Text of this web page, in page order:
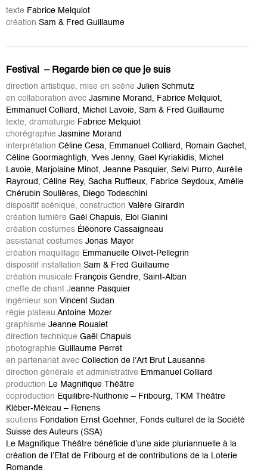
texte Fabrice Melquiot
création Sam & Fred Guillaume
Festival – Regarde bien ce que je suis
direction artistique, mise en scène Julien Schmutz
en collaboration avec Jasmine Morand, Fabrice Melquiot,
Emmanuel Colliard, Michel Lavoie, Sam & Fred Guillaume
texte, dramaturgie Fabrice Melquiot
chorégraphie Jasmine Morand
interprétation Céline Cesa, Emmanuel Colliard, Romain Gachet,
Céline Goormaghtigh, Yves Jenny, Gael Kyriakidis, Michel
Lavoie, Marjolaine Minot, Jeanne Pasquier, Selvi Purro, Aurélie
Rayroud, Céline Rey, Sacha Ruffieux, Fabrice Seydoux, Amélie
Chérubin Soulières, Diego Todeschini
dispositif scénique, construction Valère Girardin
création lumière Gaël Chapuis, Eloi Gianini
création costumes Éléonore Cassaigneau
assistanat costumes Jonas Mayor
création maquillage Emmanuelle Olivet-Pellegrin
dispositif installation Sam & Fred Guillaume
création musicale François Gendre, Saint-Alban
cheffe de chant Jeanne Pasquier
ingénieur son Vincent Sudan
régie plateau Antoine Mozer
graphisme Jeanne Roualet
direction technique Gaël Chapuis
photographie Guillaume Perret
en partenariat avec Collection de l’Art Brut Lausanne
direction générale et administrative Emmanuel Colliard
production Le Magnifique Théâtre
coproduction Equilibre-Nuithonie – Fribourg, TKM Théâtre
Kléber-Méleau – Renens
soutiens Fondation Ernst Goehner, Fonds culturel de la Société
Suisse des Auteurs (SSA)
Le Magnifique Théâtre bénéficie d’une aide pluriannuelle à la
création de l’Etat de Fribourg et de contributions de la Loterie
Romande.